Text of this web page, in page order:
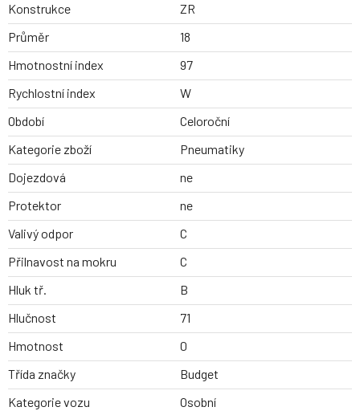
Konstrukce
ZR
Průměr
18
Hmotnostní index
97
Rychlostní index
W
Období
Celoroční
Kategorie zboží
Pneumatiky
Dojezdová
ne
Protektor
ne
Valivý odpor
C
Přilnavost na mokru
C
Hluk tř.
B
Hlučnost
71
Hmotnost
0
Třída značky
Budget
Kategorie vozu
Osobní